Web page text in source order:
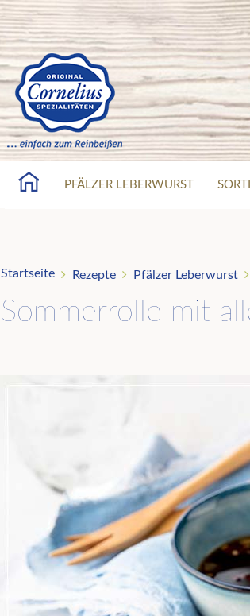
PFÄLZER LEBERWURST
Startseite Rezepte Pfälzer Leberwurst
Sommerrolle mit